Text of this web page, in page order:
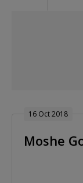
16 Oct 2018
Moshe